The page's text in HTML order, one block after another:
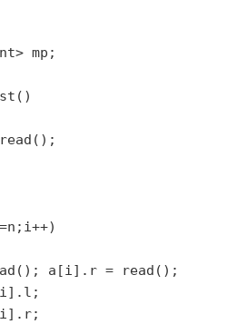
mp;
a[i].r = read();